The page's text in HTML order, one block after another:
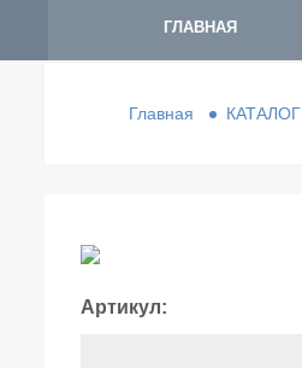
ГЛАВНАЯ
Главная КАТАЛОГ
Артикул: